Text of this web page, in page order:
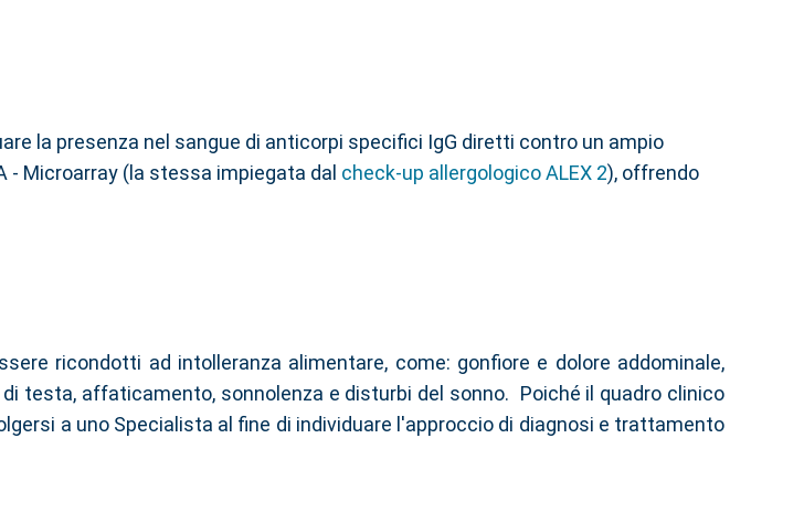
la presenza nel sangue di anticorpi specifici IgG diretti contro un ampio
- Microarray (la stessa impiegata dal check-up allergologico ALEX 2), offrendo
ricondotti ad intolleranza alimentare, come: gonfiore e dolore addominale,
testa, affaticamento, sonnolenza e disturbi del sonno. Poiché il quadro clinico
a uno Specialista al fine di individuare l'approccio di diagnosi e trattamento